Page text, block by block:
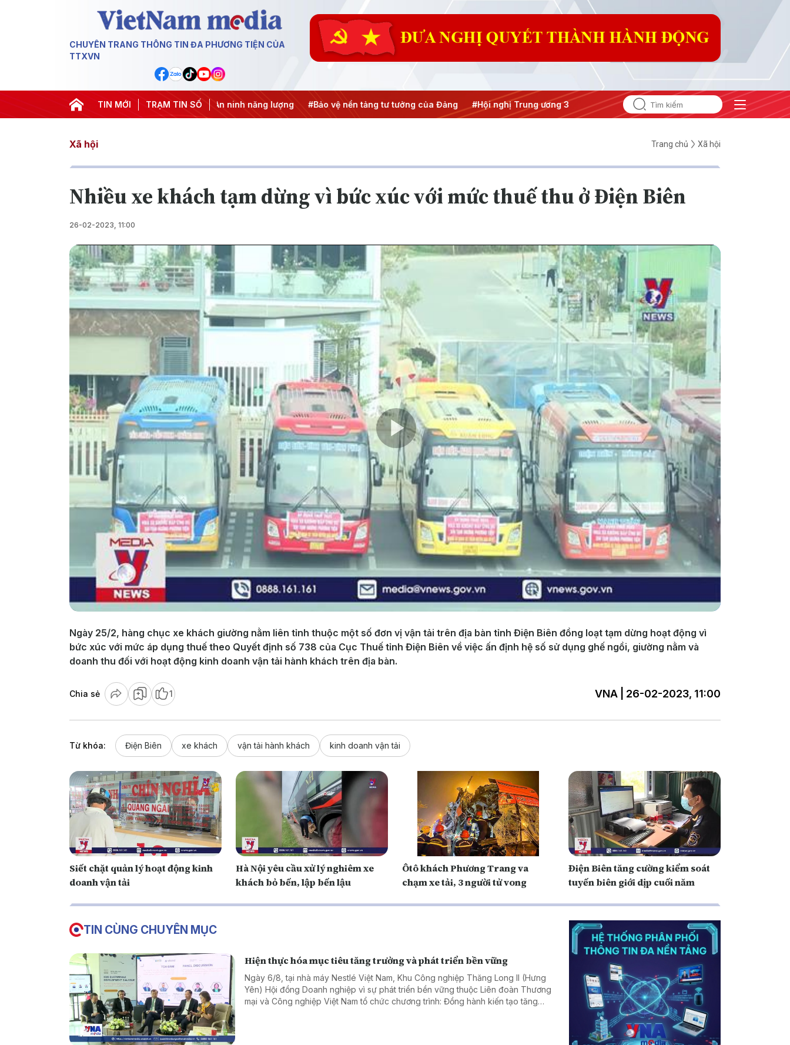
CHUYÊN TRANG THÔNG TIN ĐA PHƯƠNG TIỆN CỦA
TTXVN
TIN MỚI TRẠM TIN SỐ
#Căng thẳng Trung Đông #An ninh năng lượng #Bảo vệ nền tảng tư tưởng của Đảng #Hội nghị Trung ương 3 #Đưa Nghị quyết thành hành động
Xã hội Trang chủ Xã hội
Nhiều xe khách tạm dừng vì bức xúc với mức thuế thu ở Điện Biên
26-02-2023, 11:00
Play
Video
Ngày 25/2, hàng chục xe khách giường nằm liên tỉnh thuộc một số đơn vị vận tải trên địa bàn tỉnh Điện Biên đồng loạt tạm dừng hoạt động vì
bức xúc với mức áp dụng thuế theo Quyết định số 738 của Cục Thuế tỉnh Điện Biên về việc ấn định hệ số sử dụng ghế ngồi, giường nằm và
doanh thu đối với hoạt động kinh doanh vận tải hành khách trên địa bàn.
Chia sẻ 1 VNA | 26-02-2023, 11:00
Từ khóa: Điện Biên xe khách vận tải hành khách kinh doanh vận tải
Siết chặt quản lý hoạt động kinh
doanh vận tải
Hà Nội yêu cầu xử lý nghiêm xe
khách bỏ bến, lập bến lậu
Ôtô khách Phương Trang va
chạm xe tải, 3 người tử vong
Điện Biên tăng cường kiểm soát
tuyến biên giới dịp cuối năm
TIN CÙNG CHUYÊN MỤC
Hiện thực hóa mục tiêu tăng trưởng và phát triển bền vững
Ngày 6/8, tại nhà máy Nestlé Việt Nam, Khu Công nghiệp Thăng Long II (Hưng
Yên) Hội đồng Doanh nghiệp vì sự phát triển bền vững thuộc Liên đoàn Thương
mại và Công nghiệp Việt Nam tổ chức chương trình: Đồng hành kiến tạo tăng